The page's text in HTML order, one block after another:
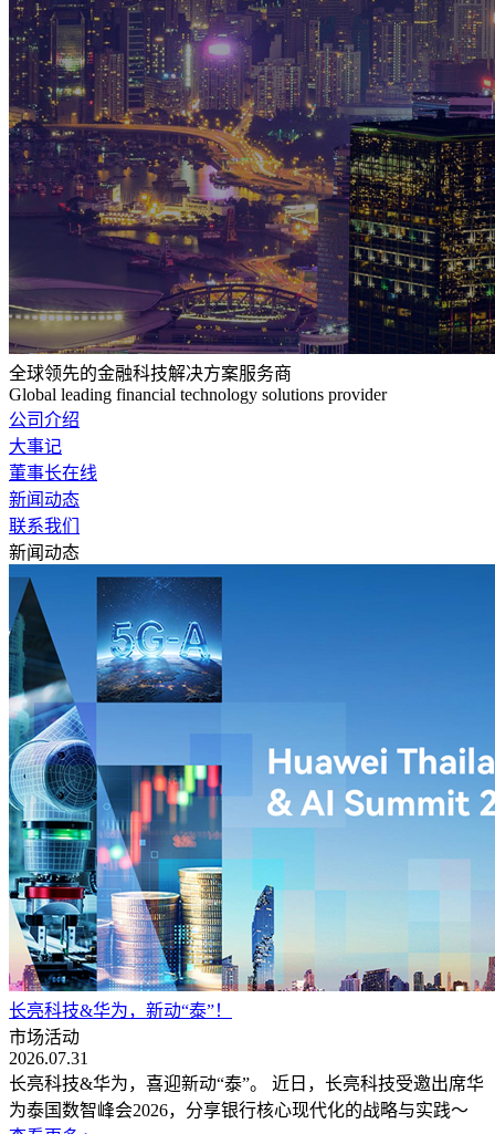
全球领先的金融科技解决方案服务商
Global leading financial technology solutions provider
公司介绍
大事记
董事长在线
新闻动态
联系我们
新闻动态
长亮科技&华为，新动“泰”！
市场活动
2026.07.31
长亮科技&华为，喜迎新动“泰”。 近日，长亮科技受邀出席华
为泰国数智峰会2026，分享银行核心现代化的战略与实践～